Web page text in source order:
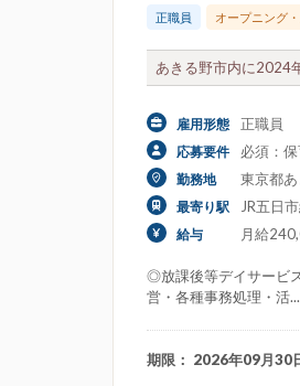
正職員 オープニング
あきる野市内に2024
雇用形態 正職員
応募要件 必須：
勤務地 東京都
最寄り駅 JR五日
給与 月給
◎放課後等デイサービ
営・各種事務処理・活...
期限： 2026年09月30